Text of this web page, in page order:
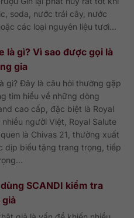
soda, nước trái cây, nước
các loại nguyên liệu tươi...
là gì? Vì sao được gọi là
gia
gì? Đây là câu hỏi thường gặp
tìm hiểu về những dòng
cao cấp, đặc biệt là Royal
nhiều người Việt, Royal Salute
là Chivas 21, thường xuất
dịp biếu tặng trang trọng, tiếp
SCANDI kiểm tra
giả